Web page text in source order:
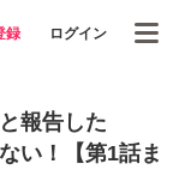
録 ログイン
報告した
い！【第1話ま